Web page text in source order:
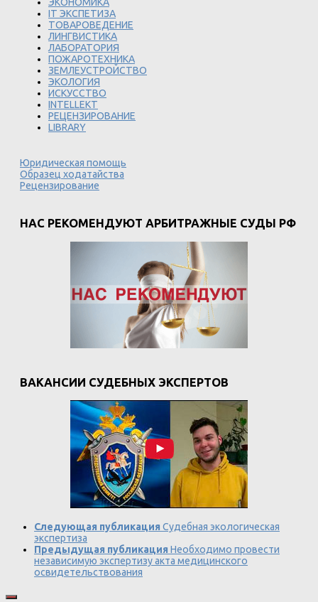
IT ЭКСПЕТИЗА
ТОВАРОВЕДЕНИЕ
ЛИНГВИСТИКА
ЛАБОРАТОРИЯ
ПОЖАРОТЕХНИКА
ЗЕМЛЕУСТРОЙСТВО
ЭКОЛОГИЯ
ИСКУССТВО
INTELLEKT
РЕЦЕНЗИРОВАНИЕ
LIBRARY
Юридическая помощь
Образец ходатайства
Рецензирование
НАС РЕКОМЕНДУЮТ АРБИТРАЖНЫЕ СУДЫ РФ
ВАКАНСИИ СУДЕБНЫХ ЭКСПЕРТОВ
Следующая публикация Судебная экологическая
экспертиза
Предыдущая публикация Необходимо провести
независимую экспертизу акта медицинского
освидетельствования